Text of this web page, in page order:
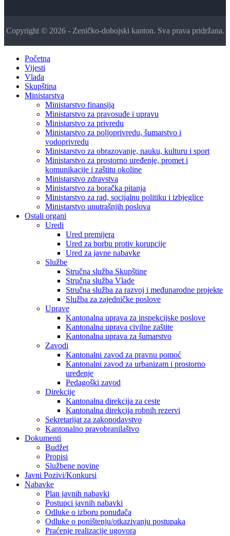
Copyright © 2026 - Zeničko-dobojski kanton. Sva prava pridržana.
Početna
Vijesti
Vlada
Skupština
Ministarstva
Ministarstvo finansija
Ministarstvo za pravosuđe i upravu
Ministarstvo za privredu
Ministarstvo za poljoprivredu, šumarstvo i
vodoprivredu
Ministarstvo za obrazovanje, nauku, kulturu i sport
Ministarstvo za prostorno uređenje, promet i
komunikacije i zaštitu okoline
Ministarstvo zdravstva
Ministarstvo za boračka pitanja
Ministarstvo za rad, socijalnu politiku i izbjeglice
Ministarstvo unutrašnjih poslova
Ostali organi
Uredi
Ured premijera
Ured za borbu protiv korupcije
Ured za javne nabavke
Službe
Stručna služba Skupštine
Stručna služba Vlade
Stručna služba za razvoj i međunarodne projekte
Služba za zajedničke poslove
Uprave
Kantonalna uprava za inspekcijske poslove
Kantonalna uprava civilne zaštite
Kantonalna uprava za šumarstvo
Zavodi
Kantonalni zavod za pravnu pomoć
Kantonalni zavod za urbanizam i prostorno
uređenje
Pedagoški zavod
Direkcije
Kantonalna direkcija za ceste
Kantonalna direkcija robnih rezervi
Sekretarijat za zakonodavstvo
Kantonalno pravobranilaštvo
Dokumenti
Budžet
Propisi
Službene novine
Javni Pozivi/Konkursi
Nabavke
Plan javnih nabavki
Postupci javnih nabavki
Odluke o izboru ponuđača
Odluke o poništenju/otkazivanju postupaka
Praćenje realizacije ugovora